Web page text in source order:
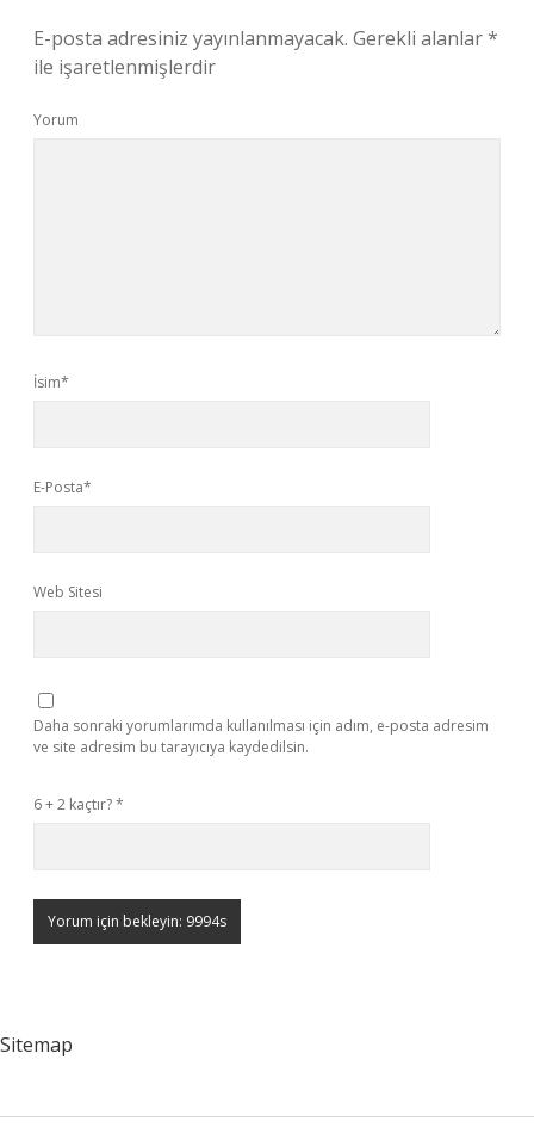
E-posta adresiniz yayınlanmayacak. Gerekli alanlar*
ile işaretlenmişlerdir
Yorum
İsim*
E-Posta*
Web Sitesi
Daha sonraki yorumlarımda kullanılması için adım, e-posta adresim
ve site adresim bu tarayıcıya kaydedilsin.
6 + 2 kaçtır?*
Sitemap